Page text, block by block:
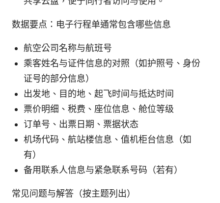
数据要点：电子行程单通常包含哪些信息
航空公司名称与航班号
乘客姓名与证件信息的对照（如护照号、身份
证号的部分信息）
出发地、目的地、起飞时间与抵达时间
票价明细、税费、座位信息、舱位等级
订单号、出票日期、票据状态
机场代码、航站楼信息、值机柜台信息（如
有）
备用联系人信息与紧急联系号码（若有）
常见问题与解答（按主题列出）